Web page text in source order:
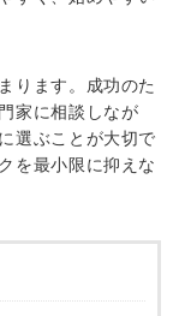
ります。成功のた
家に相談しなが
選ぶことが大切で
を最小限に抑えな